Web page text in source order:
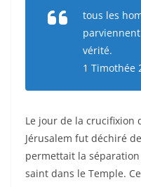
tous les
vérité.
1 Timothée
Le jour de la crucifixion
Jérusalem fut déchiré
permettait la
saint dans le Temple.